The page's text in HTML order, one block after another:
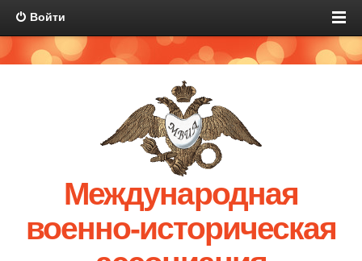
Войти
Международная
военно-историческая